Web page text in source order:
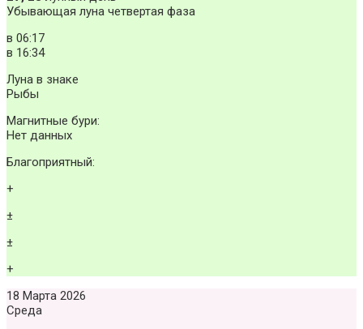
Убывающая луна четвертая фаза
в 06:17
в 16:34
Луна в знаке
Рыбы
Магнитные бури:
Нет данных
Благоприятный:
+
±
±
+
18 Марта 2026
Среда